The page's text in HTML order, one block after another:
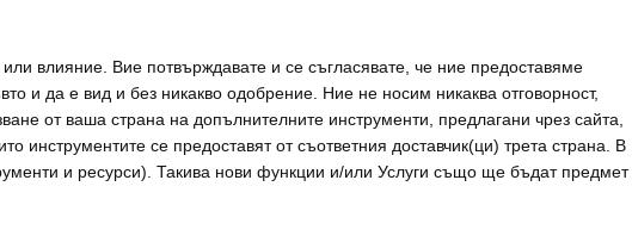
влияние. Вие потвърждавате и се съгласявате, че ние предоставяме
и да е вид и без никакво одобрение. Ние не носим никаква отговорност,
от ваша страна на допълнителните инструменти, предлагани чрез сайта,
инструментите се предоставят от съответния доставчик(ци) трета страна. В
и ресурси). Такива нови функции и/или Услуги също ще бъдат предмет